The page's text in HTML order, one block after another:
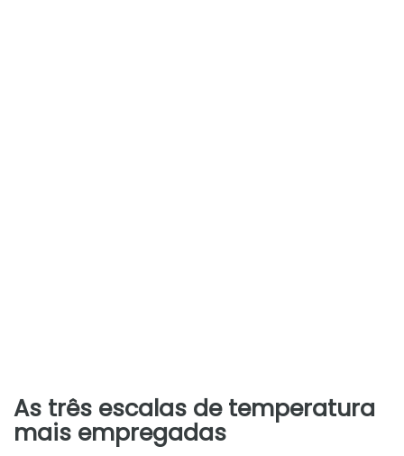
As três escalas de temperatura
mais empregadas